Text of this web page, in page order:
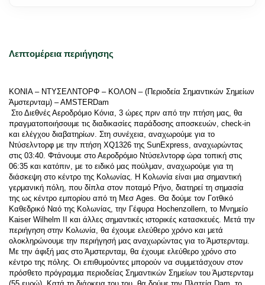
Λεπτομέρεια περιήγησης
ΚΟΝΙΑ – ΝΤΥΣΕΛΝΤΟΡΦ – ΚΟΛΟΝ – (Περιοδεία Σημαντικών Σημείων
Άμστερνταμ) – ΑΜSTERDam
πραγματοποιήσουμε τις διαδικασίες παράδοσης αποσκευών, check-in
και ελέγχου διαβατηρίων. Στη συνέχεια, αναχωρούμε για το
Ντύσελντορφ με την πτήση XQ1326 της SunExpress, αναχωρώντας
στις 03:40. Φτάνουμε στο Αεροδρόμιο Ντύσελντορφ ώρα τοπική στις
06:35 και κατόπιν, με το ειδικό μας πούλμαν, αναχωρούμε για τη
διάσκεψη στο κέντρο της Κολωνίας. Η Κολωνία είναι μια σημαντική
γερμανική πόλη, που δίπλα στον ποταμό Ρήνο, διατηρεί τη σημασία
της ως κέντρο εμπορίου από τη Μεσ Ages. Θα δούμε τον Γοτθικό
Καθεδρικό Ναό της Κολωνίας, την Γέφυρα Hochenzollern, το Μνημείο
Kaiser Wilhelm II και άλλες σημαντικές ιστορικές κατασκευές. Μετά την
περιήγηση στην Κολωνία, θα έχουμε ελεύθερο χρόνο και μετά
ολοκληρώνουμε την περιήγησή μας αναχωρώντας για το Άμστερνταμ.
Με την άφιξή μας στο Άμστερνταμ, θα έχουμε ελεύθερο χρόνο στο
κέντρο της πόλης. Οι επιθυμούντες μπορούν να συμμετάσχουν στον
πρόσθετο πρόγραμμα περιοδείας Σημαντικών Σημείων του Άμστερνταμ